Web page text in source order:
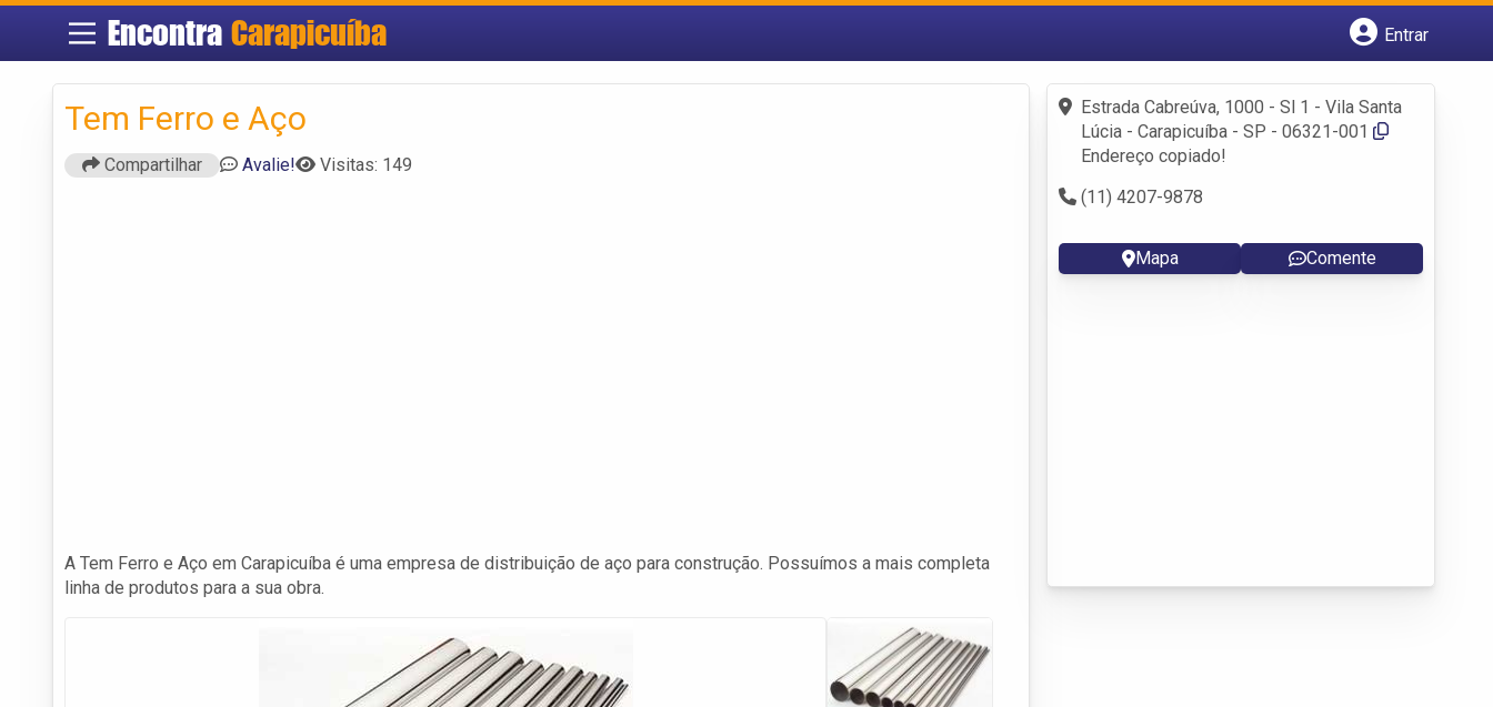
EncontraCarapicuíba
Entrar
Fazer login
Criar conta
Tem Ferro e Aço
Compartilhar Avalie! Visitas: 149
A Tem Ferro e Aço em Carapicuíba é uma empresa de distribuição de aço para construção. Possuímos a mais completa
linha de produtos para a sua obra.
Estrada Cabreúva, 1000 - Sl 1 - Vila Santa
Lúcia - Carapicuíba - SP - 06321-001
Endereço copiado!
(11) 4207-9878
Mapa Comente